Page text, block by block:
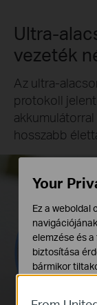
Ultra-
vezeték
Az ultra-
protokoll
hosszabb
Your
Ez a weboldal
elemzése és
biztosítása
bármikor